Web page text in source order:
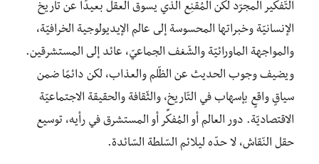
التّفكير المجرّد لكن المُقنِع الّذي يسوق العقل بعيدًا عن تاريخ
الإنسانيّة وخبراتها المحسوسة إلى عالم الإيديولوجية الخرافيّة،
والمواجهة الماورائيّة والشّغف الجماعيّ، عائد إلى المستشرقين.
ويضيف وجوب الحديث عن الظّلم والعذاب، لكن دائمًا ضمن
سياقٍ واقعٍ بإسهاب في التّاريخ، والثّقافة والحقيقة الاجتماعيّة
الاقتصاديّة. دور العالم أو المُفكِّر أو المستشرق في رأيه، توسيع
حقل النّقاش، لا حدّه ليلائم السّلطة السّائدة.